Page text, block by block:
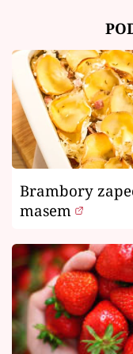
Brambory
masem